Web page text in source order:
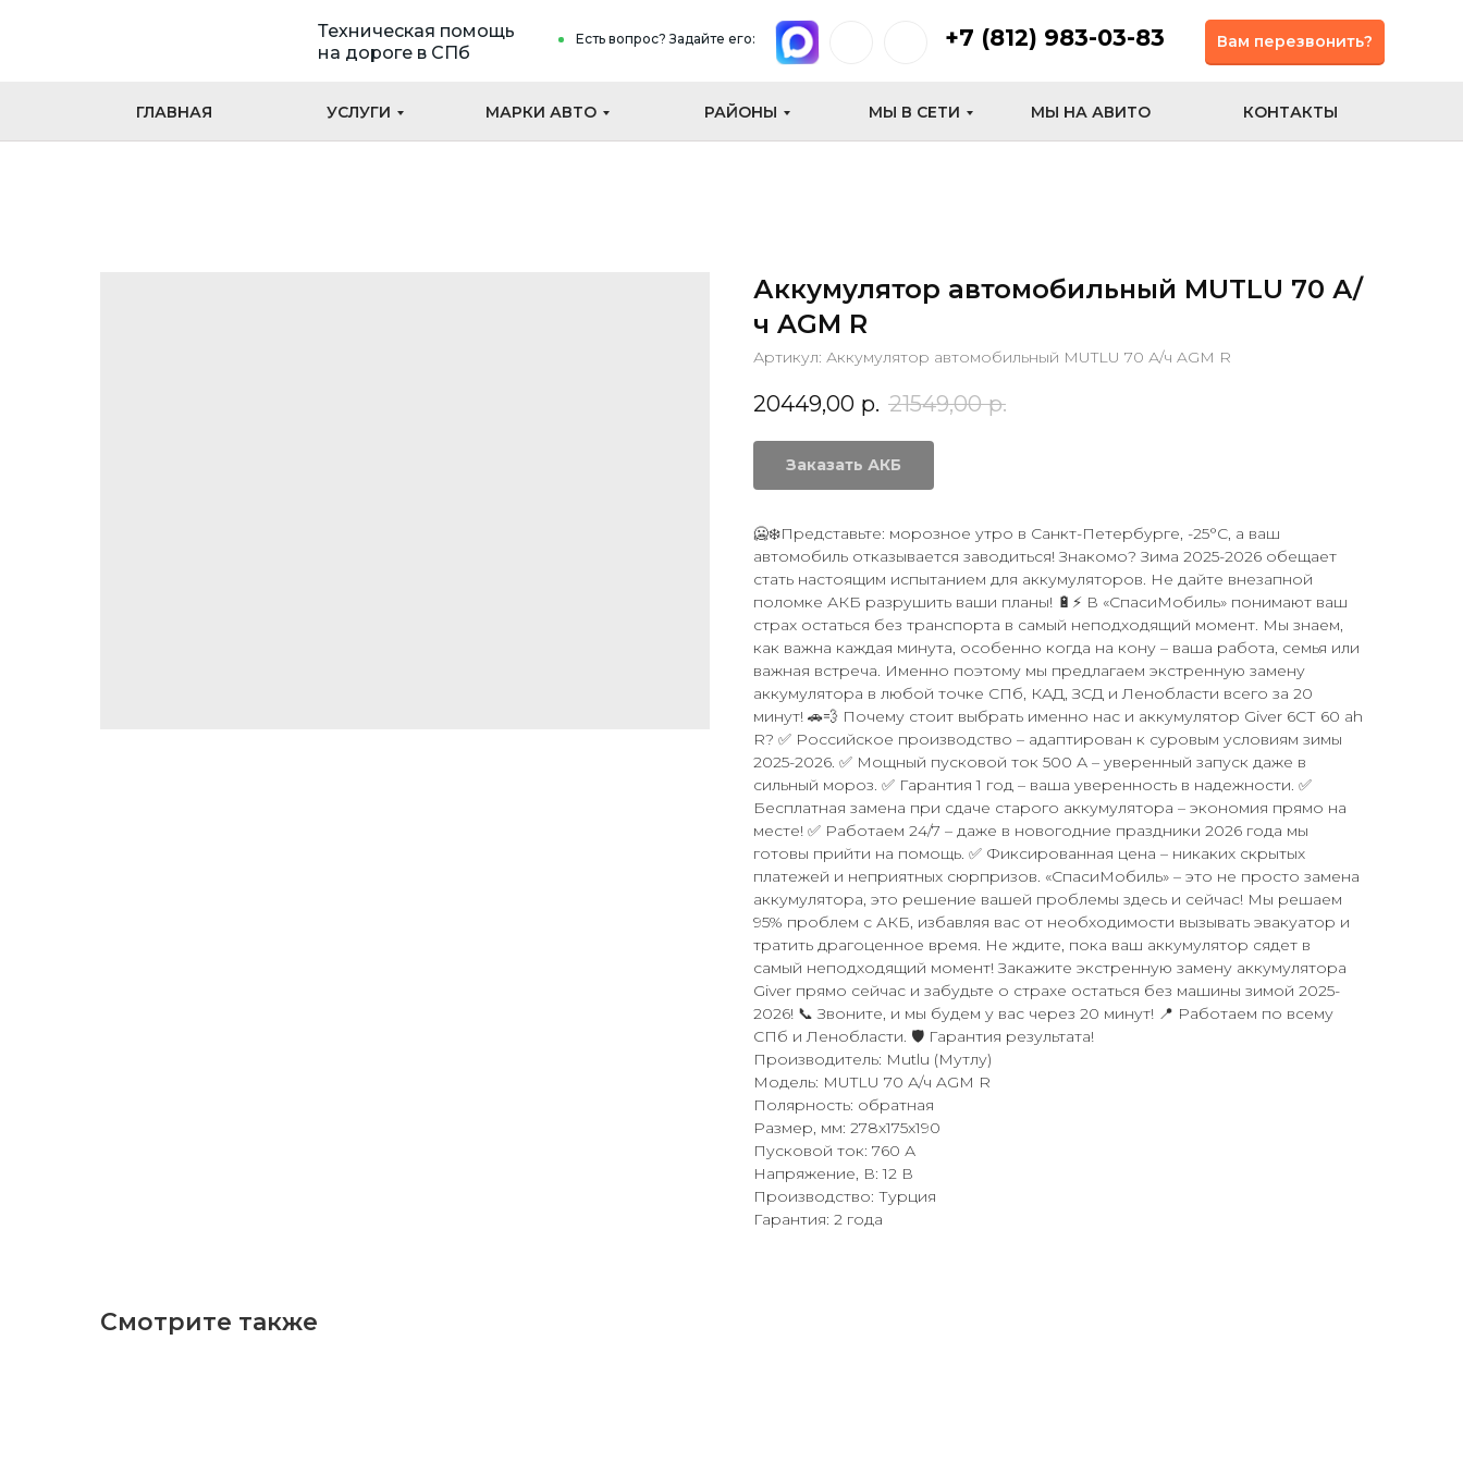
Есть вопрос? Задайте его:
ГЛАВНАЯ
+7 (812) 983-03-83
УСЛУГИ МАРКИ АВТО РАЙОНЫ МЫ В СЕТИ МЫ НА АВИТО КОНТАКТЫ
Вам перезвонить?
Техническая помощь
на дороге в СПб
Аккумулятор автомобильный MUTLU 70 А/
ч AGM R
Артикул: Аккумулятор автомобильный MUTLU 70 А/ч AGM R
20449,00 р. 21549,00 р.
Заказать АКБ
🥶❄️Представьте: морозное утро в Санкт-Петербурге, -25°C, а ваш
автомобиль отказывается заводиться! Знакомо? Зима 2025-2026 обещает
стать настоящим испытанием для аккумуляторов. Не дайте внезапной
поломке АКБ разрушить ваши планы! 🔋⚡ В «СпасиМобиль» понимают ваш
страх остаться без транспорта в самый неподходящий момент. Мы знаем,
как важна каждая минута, особенно когда на кону – ваша работа, семья или
важная встреча. Именно поэтому мы предлагаем экстренную замену
аккумулятора в любой точке СПб, КАД, ЗСД и Ленобласти всего за 20
минут! 🚗💨 Почему стоит выбрать именно нас и аккумулятор Giver 6СТ 60 ah
R? ✅ Российское производство – адаптирован к суровым условиям зимы
2025-2026. ✅ Мощный пусковой ток 500 А – уверенный запуск даже в
сильный мороз. ✅ Гарантия 1 год – ваша уверенность в надежности. ✅
Бесплатная замена при сдаче старого аккумулятора – экономия прямо на
месте! ✅ Работаем 24/7 – даже в новогодние праздники 2026 года мы
готовы прийти на помощь. ✅ Фиксированная цена – никаких скрытых
платежей и неприятных сюрпризов. «СпасиМобиль» – это не просто замена
аккумулятора, это решение вашей проблемы здесь и сейчас! Мы решаем
95% проблем с АКБ, избавляя вас от необходимости вызывать эвакуатор и
тратить драгоценное время. Не ждите, пока ваш аккумулятор сядет в
самый неподходящий момент! Закажите экстренную замену аккумулятора
Giver прямо сейчас и забудьте о страхе остаться без машины зимой 2025-
2026! 📞 Звоните, и мы будем у вас через 20 минут! 📍 Работаем по всему
СПб и Ленобласти. 🛡️ Гарантия результата!
Производитель: Mutlu (Мутлу)
Модель: MUTLU 70 А/ч AGM R
Полярность: обратная
Размер, мм: 278x175x190
Пусковой ток: 760 А
Напряжение, В: 12 В
Производство: Турция
Гарантия: 2 года
Смотрите также